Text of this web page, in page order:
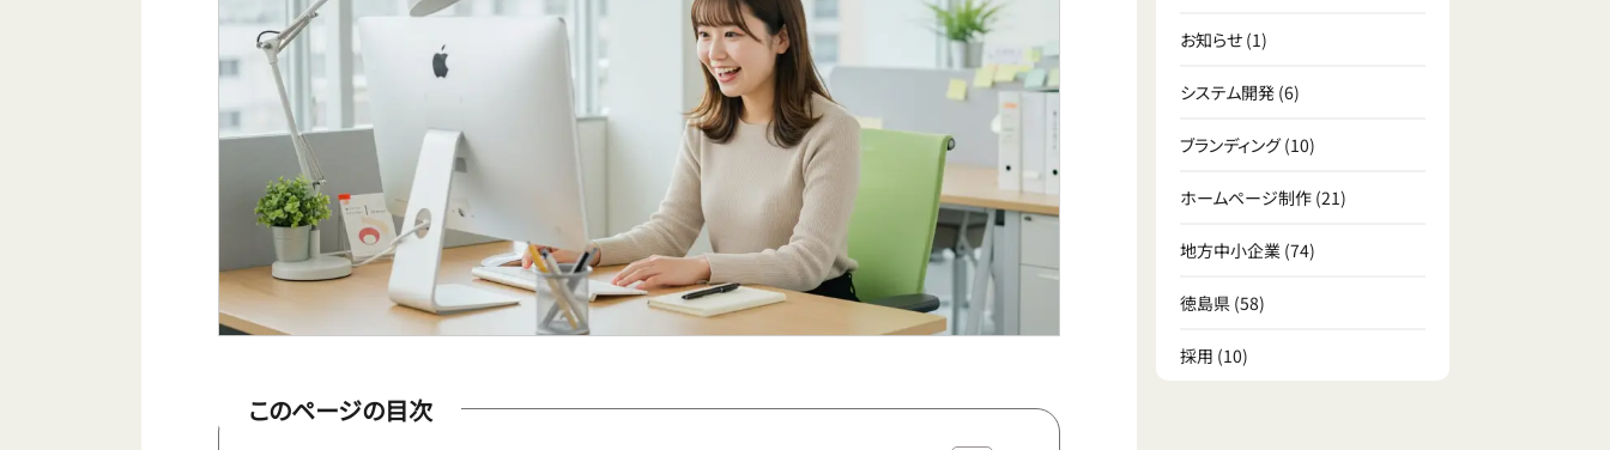
このページの目次
お知らせ (1)
システム開発 (6)
ブランディング(10)
ホームページ制作 (21)
地方中小企業 (74)
徳島県 (58)
採用 (10)